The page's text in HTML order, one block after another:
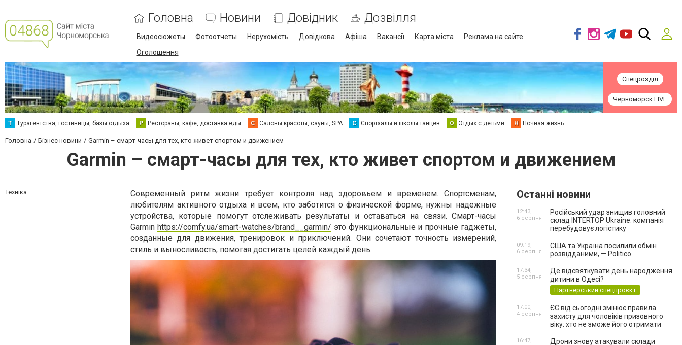
Головна Новини Довідник Дозвілля
Видеосюжеты Фотоотчеты Нерухомість Довідкова Афіша Вакансії Карта міста
Реклама на сайте
Оголошення
Спецрозділ
Черноморск LIVE
Т Турагентства, гостиницы, базы отдыха Р Рестораны, кафе, доставка еды С Салоны красоты, сауны, SPA С Спортзалы и школы танцев О Отдых с детьми Н Ночная жизнь
Головна Бізнес новини Garmin – смарт-часы для тех, кто живет спортом и движением
Garmin – смарт-часы для тех, кто живет спортом и движением
Техніка
Современный ритм жизни требует контроля над здоровьем и временем. Спортсменам,
любителям активного отдыха и всем, кто заботится о физической форме, нужны надежные
устройства, которые помогут отслеживать результаты и оставаться на связи. Смарт-часы
Garmin https://comfy.ua/smart-watches/brand__garmin/ это функциональные и прочные гаджеты,
созданные для движения, тренировок и приключений. Они сочетают точность измерений,
стиль и выносливость, помогая достигать целей каждый день.
Останні новини
Російський удар знищив головний
склад INTERTOP Ukraine: компанія
перебудовує логістику
12:43,
6 серпня
США та Україна посилили обмін
розвідданими, — Politico
09:19,
6 серпня
Де відсвяткувати день народження
дитини в Одесі?
Партнерський спецпроєкт
17:34,
5 серпня
ЄС від сьогодні змінює правила
захисту для чоловіків призовного
віку: хто не зможе його отримати
17:00,
4 серпня
Дрони знову атакували склади
16:47,